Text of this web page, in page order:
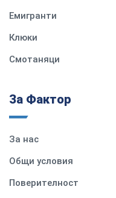
Емигранти
Клюки
Смотаняци
За Фактор
За нас
Общи условия
Поверителност